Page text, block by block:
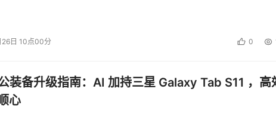
技术研究方面投入了数十亿美元资金，但直到今天，市场上
有必要选择一种未经证明的、存在无数问题的、并与其他部件缠
。就技术简单和精巧而言，业内没有任何技术能够与日立数据
的竞争对手可以设计一种与日立数据产品相似的虚拟化产品，他
日 10点00分 0
装备升级指南：AI 加持三星 Galaxy Tab S11 ，高
心